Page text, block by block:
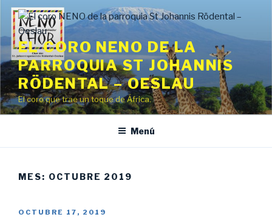
Saltar
contenido
EL CORO NENO DE LA
PARROQUIA ST JOHANNIS
RÖDENTAL – OESLAU
El coro que trae un toque de África.
Menú
MES: OCTUBRE 2019
PUBLICADO
OCTUBRE 17, 2019